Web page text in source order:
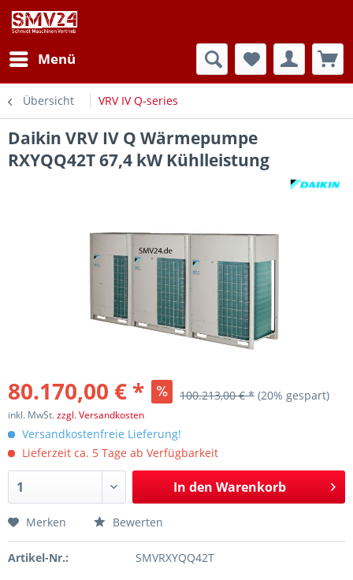
Menü
Übersicht VRV IV Q-series
Daikin VRV IV Q Wärmepumpe
RXYQQ42T 67,4 kW Kühlleistung
80.170,00 € * 100.213,00 € * (20% gespart)
inkl. MwSt.zzgl. Versandkosten
Versandkostenfreie Lieferung!
Lieferzeit ca. 5 Tage ab Verfügbarkeit
In den Warenkorb
Merken Bewerten
Artikel-Nr.: SMVRXYQQ42T